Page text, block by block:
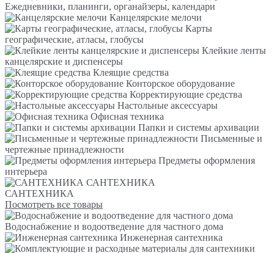
Ежедневники, планинги, органайзеры, календари
Канцелярские мелочи
Карты
географические, атласы, глобусы
Клейкие ленты
канцелярские и диспенсеры
Клеящие средства
Конторское оборудование
Корректирующие средства
Настольные аксессуары
Офисная техника
Папки и системы архивации
Письменные и
чертежные принадлежности
Предметы оформления
интерьера
САНТЕХНИКА
САНТЕХНИКА
Посмотреть все товары
Водоснабжение и водоотведение для частного дома
Инженерная сантехника